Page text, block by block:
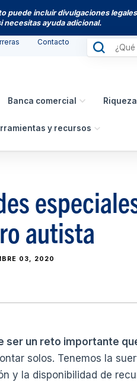
puede incluir divulgaciones
necesitas ayuda adicional.
Contacto
Banca comercial Riqueza
y recursos
autista
03, 2020
ser un reto importante
solos. Tenemos la
y la disponibilidad de